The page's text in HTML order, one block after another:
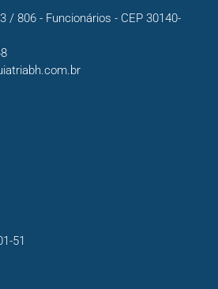
/ 806 - Funcionários - CEP 30140-
51